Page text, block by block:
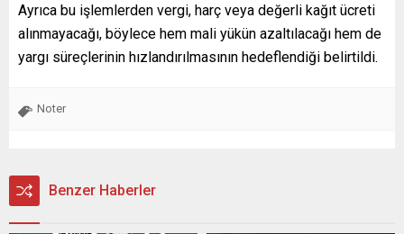
Ayrıca bu işlemlerden vergi, harç veya değerli kağıt ücreti
alınmayacağı, böylece hem mali yükün azaltılacağı hem de
yargı süreçlerinin hızlandırılmasının hedeflendiği belirtildi.
Noter
Benzer Haberler